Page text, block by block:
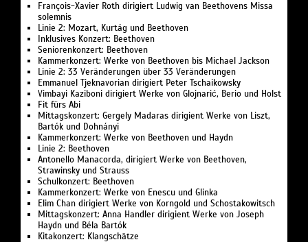
François-Xavier Roth dirigiert Ludwig van Beethovens Missa
solemnis
Linie 2: Mozart, Kurtág und Beethoven
Inklusives Konzert: Beethoven
Seniorenkonzert: Beethoven
Kammerkonzert: Werke von Beethoven bis Michael Jackson
Linie 2: 33 Veränderungen über 33 Veränderungen
Emmanuel Tjeknavorian dirigiert Peter Tschaikowsky
Vimbayi Kaziboni dirigiert Werke von Glojnarić, Berio und Holst
Fit fürs Abi
Mittagskonzert: Gergely Madaras dirigient Werke von Liszt,
Bartók und Dohnányi
Kammerkonzert: Werke von Beethoven und Haydn
Linie 2: Beethoven
Antonello Manacorda, dirigiert Werke von Beethoven,
Strawinsky und Strauss
Schulkonzert: Beethoven
Kammerkonzert: Werke von Enescu und Glinka
Elim Chan dirigiert Werke von Korngold und Schostakowitsch
Mittagskonzert: Anna Handler dirigient Werke von Joseph
Haydn und Béla Bartók
Kitakonzert: Klangschätze